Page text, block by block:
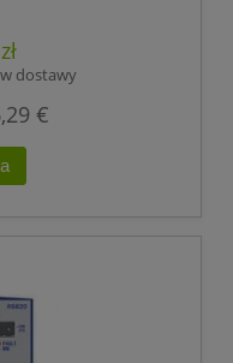
dostawy
€